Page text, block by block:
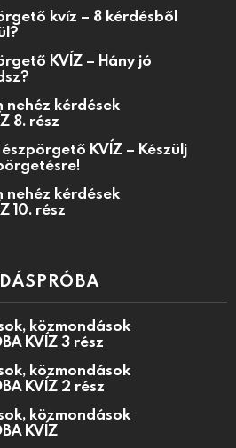
kvíz – 8 kérdésből
KVÍZ – Hány jó
nehéz kérdések
8. rész
KVÍZ – Készülj
nehéz kérdések
10. rész
közmondások
KVÍZ 3 rész
közmondások
KVÍZ 2 rész
közmondások
KVÍZ